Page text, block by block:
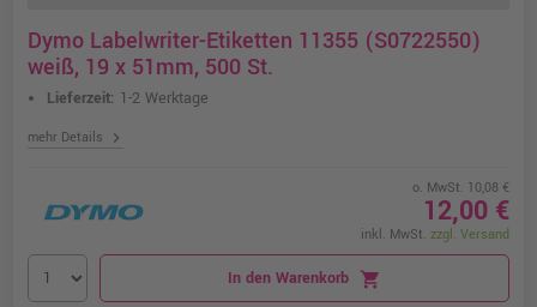
Dymo Labelwriter-Etiketten 11355 (S0722550)
weiß, 19 x 51mm, 500 St.
Lieferzeit: 1-2 Werktage
mehr Details chevron_right
o. MwSt. 10,08 €
12,00 €
inkl. MwSt. zzgl. Versand
In den Warenkorb shopping_cart